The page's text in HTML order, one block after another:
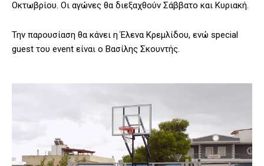
Οκτωβρίου. Οι αγώνες θα διεξαχθούν Σάββατο και Κυριακή.
Την παρουσίαση θα κάνει η Έλενα Κρεμλίδου, ενώ special
guest του event είναι o Βασίλης Σκουντής.